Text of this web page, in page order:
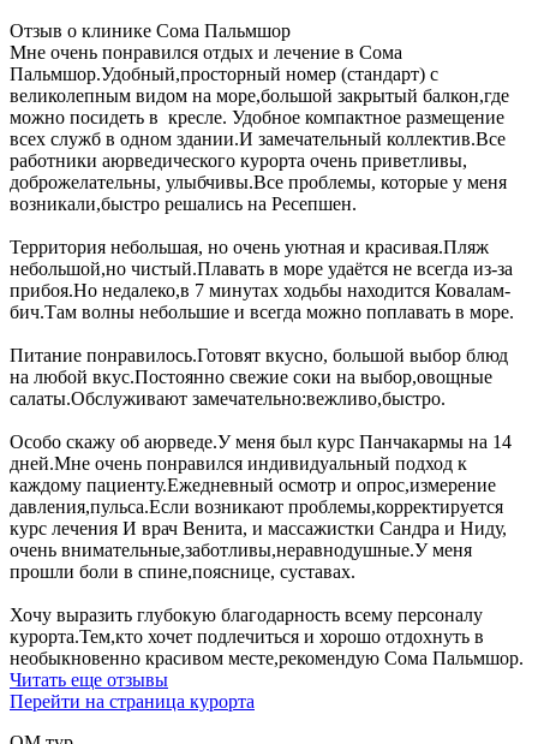
Отзыв о клинике Сома Пальмшор
Мне очень понравился отдых и лечение в Сома
Пальмшор.Удобный,просторный номер (стандарт) с
великолепным видом на море,большой закрытый балкон,где
можно посидеть в кресле. Удобное компактное размещение
всех служб в одном здании.И замечательный коллектив.Все
работники аюрведического курорта очень приветливы,
доброжелательны, улыбчивы.Все проблемы, которые у меня
возникали,быстро решались на Ресепшен.
Территория небольшая, но очень уютная и красивая.Пляж
небольшой,но чистый.Плавать в море удаётся не всегда из-за
прибоя.Но недалеко,в 7 минутах ходьбы находится Ковалам-
бич.Там волны небольшие и всегда можно поплавать в море.
Питание понравилось.Готовят вкусно, большой выбор блюд
на любой вкус.Постоянно свежие соки на выбор,овощные
салаты.Обслуживают замечательно:вежливо,быстро.
Особо скажу об аюрведе.У меня был курс Панчакармы на 14
дней.Мне очень понравился индивидуальный подход к
каждому пациенту.Ежедневный осмотр и опрос,измерение
давления,пульса.Если возникают проблемы,корректируется
курс лечения И врач Венита, и массажистки Сандра и Ниду,
очень внимательные,заботливы,неравнодушные.У меня
прошли боли в спине,пояснице, суставах.
Хочу выразить глубокую благодарность всему персоналу
курорта.Тем,кто хочет подлечиться и хорошо отдохнуть в
необыкновенно красивом месте,рекомендую Сома Пальмшор.
Читать еще отзывы
Перейти на страница курорта